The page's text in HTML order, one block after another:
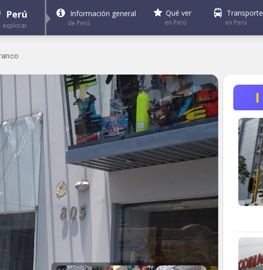
Perú
explorar
Información general
de Perú
Qué ver
en Perú
Transporte
en Perú